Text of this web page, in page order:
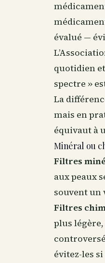
évalué —
quotidien
spectre »
La
mais en
équivaut à
Minéral ou
Filtres
aux peaux
souvent un
Filtres
plus
évitez-les